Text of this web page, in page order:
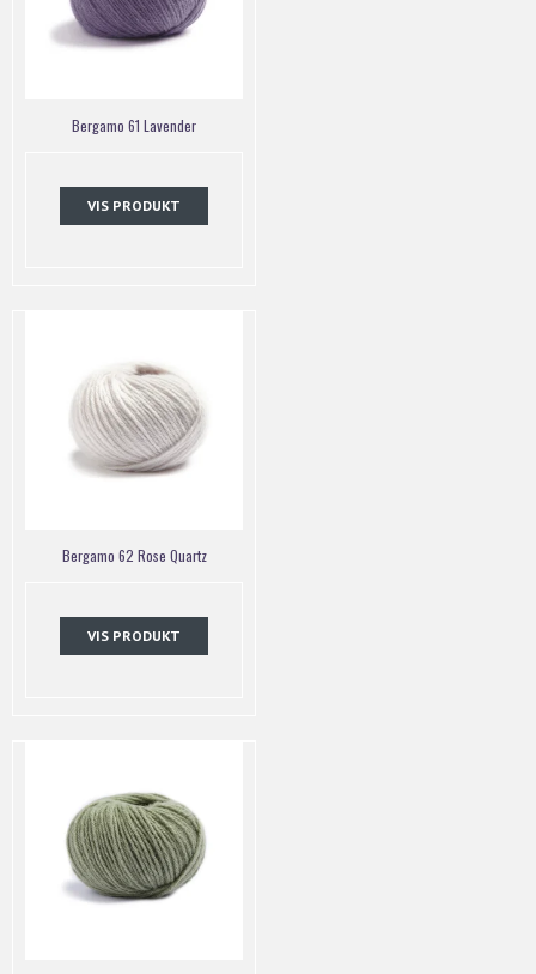
Bergamo 61 Lavender
VIS PRODUKT
Bergamo 62 Rose Quartz
VIS PRODUKT